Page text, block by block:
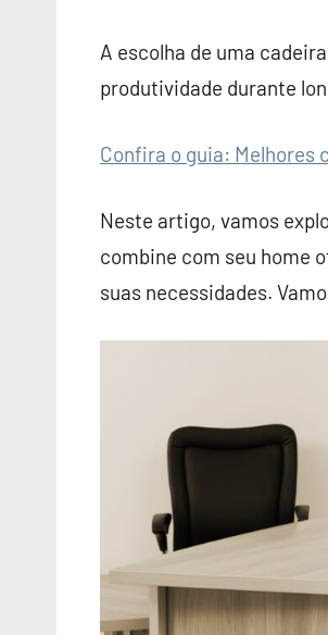
A escolha de uma
produtividade durante
Confira o guia: Melhores
Neste artigo, vamos
combine com seu home
suas necessidades.